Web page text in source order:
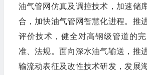
油气管网仿真及调控技术，加速储
合，加快油气管网智慧化进程。推
评价技术，健全对高钢级管道的
准、法规。面向深水油气输送，推
输流动表征及改性技术研发，发展